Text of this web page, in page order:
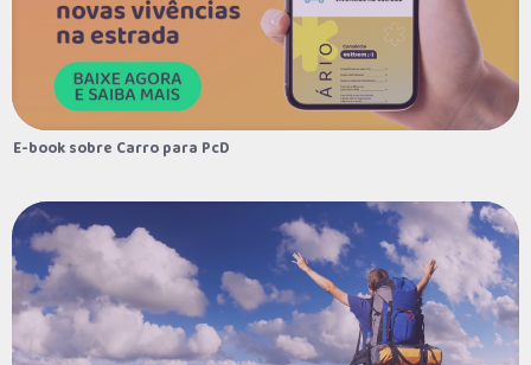
E-book sobre Carro para PcD
Super Lance auxilia no acesso à carta de
crédito do consórcio
E-book sobre Carro Roubado
Como aumentar a chance de ser
contemplado no consórcio?
22/08/2022
E-book sobre Carro para PcD